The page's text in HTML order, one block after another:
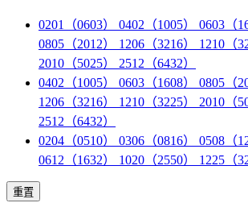
0201（0603） 0402（1005） 0603（
0805（2012） 1206（3216） 1210（
2010（5025） 2512（6432）
0402（1005） 0603（1608） 0805（
1206（3216） 1210（3225） 2010（
2512（6432）
0204（0510） 0306（0816） 0508（
0612（1632） 1020（2550） 1225（
重置